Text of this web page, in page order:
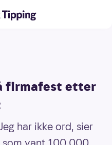
firmafest etter
har ikke ord, sier